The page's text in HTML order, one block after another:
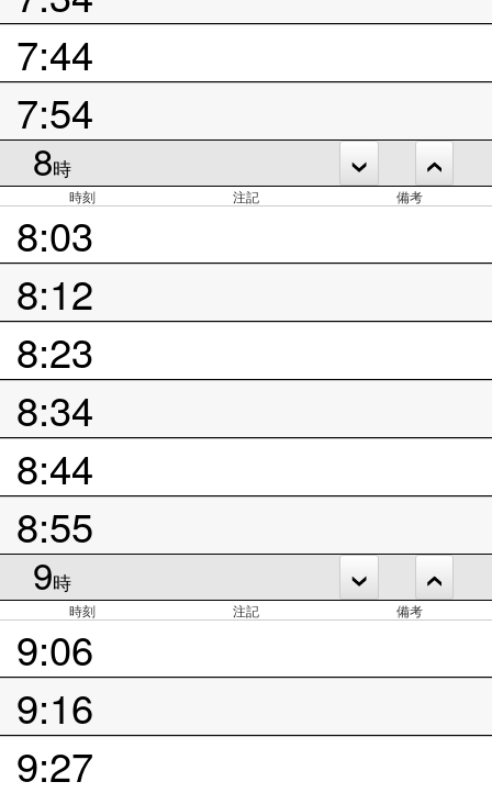
7:44
7:54
8時
時刻 注記 備考
8:03
8:12
8:23
8:34
8:44
8:55
9時
時刻 注記 備考
9:06
9:16
9:27